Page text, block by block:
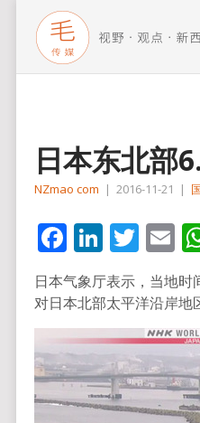
日本东北部
NZmao com | 2016-11-21 |
Facebook
日本气象厅表示，当地
对日本北部太平洋沿岸地